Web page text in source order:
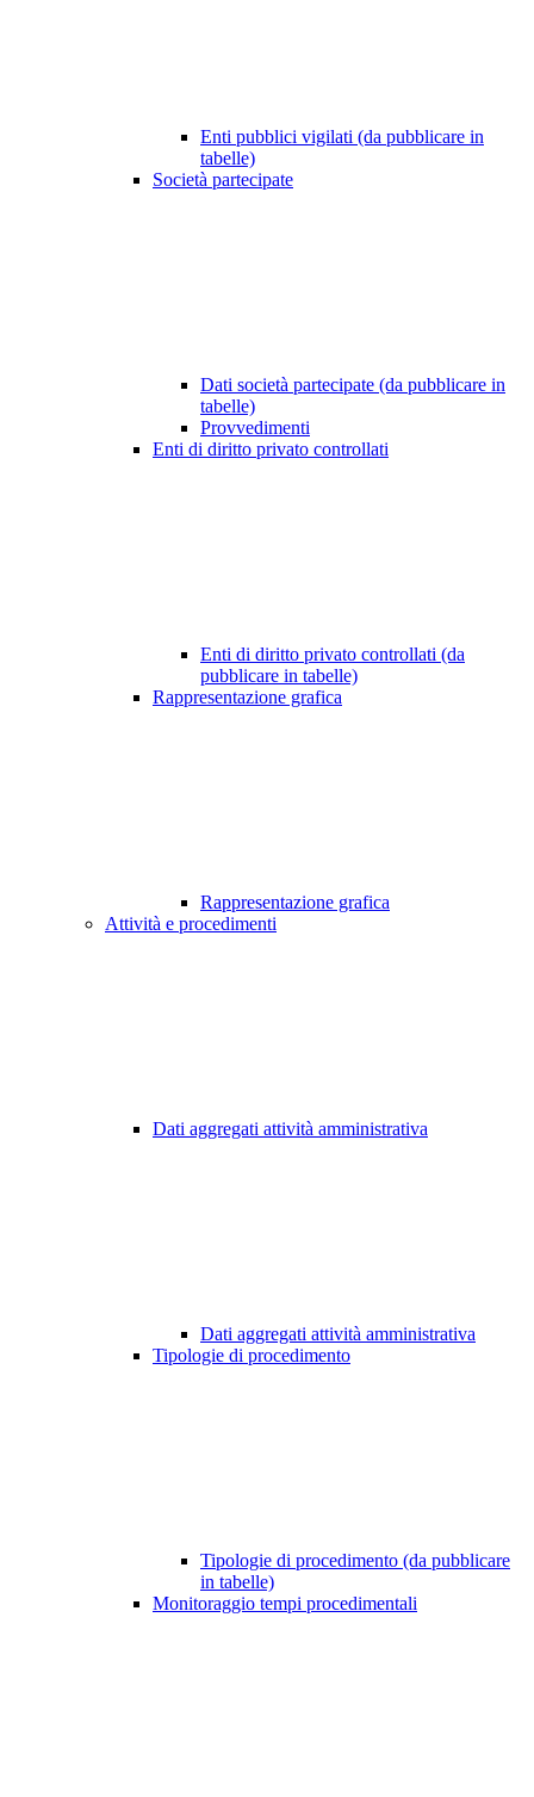
Enti pubblici vigilati (da pubblicare in
tabelle)
Società partecipate
Dati società partecipate (da pubblicare in
tabelle)
Provvedimenti
Enti di diritto privato controllati
Enti di diritto privato controllati (da
pubblicare in tabelle)
Rappresentazione grafica
Rappresentazione grafica
Attività e procedimenti
Dati aggregati attività amministrativa
Dati aggregati attività amministrativa
Tipologie di procedimento
Tipologie di procedimento (da pubblicare
in tabelle)
Monitoraggio tempi procedimentali